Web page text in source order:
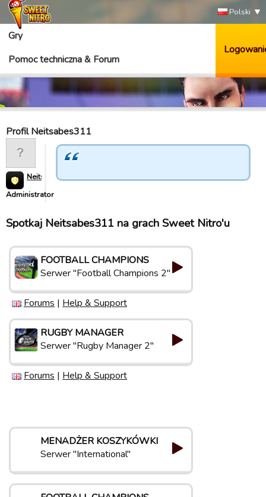
Polski
Gry
Pomoc techniczna & Forum
Profil Neitsabes311
Neitsabes311
Administrator
Spotkaj Neitsabes311 na grach Sweet Nitro'u
FOOTBALL CHAMPIONS
Serwer "Football Champions 2"
Forums | Help & Support
RUGBY MANAGER
Serwer "Rugby Manager 2"
Forums | Help & Support
MENADŻER KOSZYKÓWKI
Serwer "International"